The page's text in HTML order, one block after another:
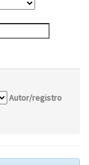
Autor/registro